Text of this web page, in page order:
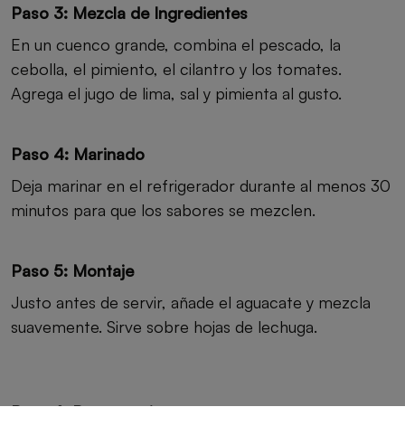
Paso 3: Mezcla de Ingredientes
En un cuenco grande, combina el pescado, la
cebolla, el pimiento, el cilantro y los tomates.
Agrega el jugo de lima, sal y pimienta al gusto.
Paso 4: Marinado
Deja marinar en el refrigerador durante al menos 30
minutos para que los sabores se mezclen.
Paso 5: Montaje
Justo antes de servir, añade el aguacate y mezcla
suavemente. Sirve sobre hojas de lechuga.
Paso 6: Presentación